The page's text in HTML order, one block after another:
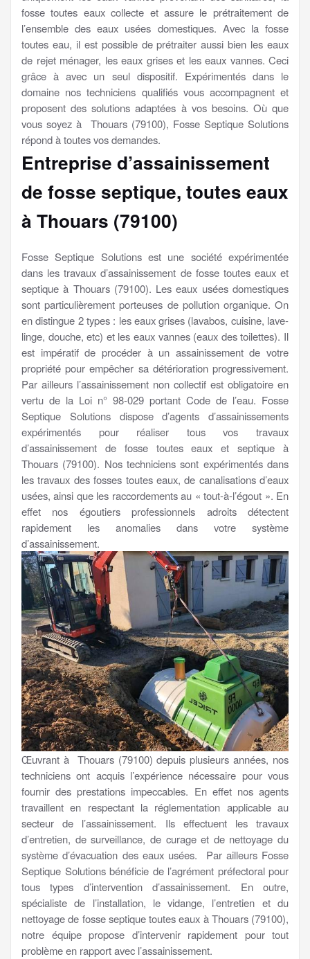
fosse toutes eaux collecte et assure le prétraitement de
l’ensemble des eaux usées domestiques. Avec la fosse
toutes eau, il est possible de prétraiter aussi bien les eaux
de rejet ménager, les eaux grises et les eaux vannes. Ceci
grâce à avec un seul dispositif. Expérimentés dans le
domaine nos techniciens qualifiés vous accompagnent et
proposent des solutions adaptées à vos besoins. Où que
vous soyez à Thouars (79100), Fosse Septique Solutions
répond à toutes vos demandes.
Entreprise d’assainissement
de fosse septique, toutes eaux
à Thouars (79100)
Fosse Septique Solutions est une société expérimentée
dans les travaux d’assainissement de fosse toutes eaux et
septique à Thouars (79100). Les eaux usées domestiques
sont particulièrement porteuses de pollution organique. On
en distingue 2 types : les eaux grises (lavabos, cuisine, lave-
linge, douche, etc) et les eaux vannes (eaux des toilettes). Il
est impératif de procéder à un assainissement de votre
propriété pour empêcher sa détérioration progressivement.
Par ailleurs l’assainissement non collectif est obligatoire en
vertu de la Loi n° 98-029 portant Code de l’eau. Fosse
Septique Solutions dispose d’agents d’assainissements
expérimentés pour réaliser tous vos travaux
d’assainissement de fosse toutes eaux et septique à
Thouars (79100). Nos techniciens sont expérimentés dans
les travaux des fosses toutes eaux, de canalisations d’eaux
usées, ainsi que les raccordements au « tout-à-l’égout ». En
effet nos égoutiers professionnels adroits détectent
rapidement les anomalies dans votre système
d’assainissement.
Œuvrant à Thouars (79100) depuis plusieurs années, nos
techniciens ont acquis l’expérience nécessaire pour vous
fournir des prestations impeccables. En effet nos agents
travaillent en respectant la réglementation applicable au
secteur de l’assainissement. Ils effectuent les travaux
d’entretien, de surveillance, de curage et de nettoyage du
système d’évacuation des eaux usées. Par ailleurs Fosse
Septique Solutions bénéficie de l’agrément préfectoral pour
tous types d’intervention d’assainissement. En outre,
spécialiste de l’installation, le vidange, l’entretien et du
nettoyage de fosse septique toutes eaux à Thouars (79100),
notre équipe propose d’intervenir rapidement pour tout
problème en rapport avec l’assainissement.